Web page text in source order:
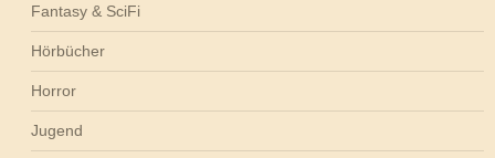
Fantasy & SciFi
Hörbücher
Horror
Jugend